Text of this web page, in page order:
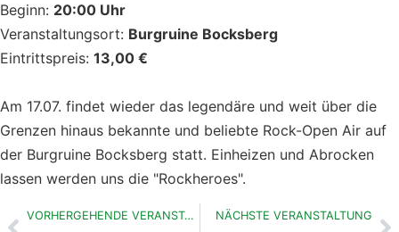
Beginn: 20:00 Uhr
Veranstaltungsort: Burgruine Bocksberg
Eintrittspreis: 13,00 €
Am 17.07. findet wieder das legendäre und weit über die
Grenzen hinaus bekannte und beliebte Rock-Open Air auf
der Burgruine Bocksberg statt. Einheizen und Abrocken
lassen werden uns die "Rockheroes".
VORHERGEHENDE VERANSTALTUNG NÄCHSTE VERANSTALTUNG